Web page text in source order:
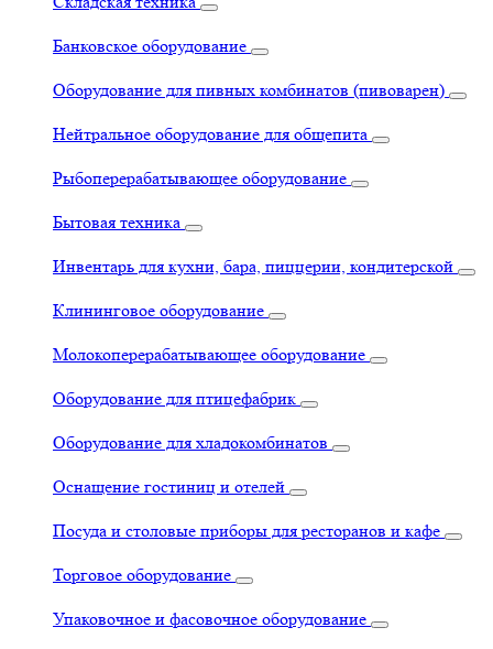
Банковское оборудование
Оборудование для пивных комбинатов (пивоварен)
Нейтральное оборудование для общепита
Рыбоперерабатывающее оборудование
Бытовая техника
Инвентарь для кухни, бара, пиццерии, кондитерской
Клининговое оборудование
Молокоперерабатывающее оборудование
Оборудование для птицефабрик
Оборудование для хладокомбинатов
Оснащение гостиниц и отелей
Посуда и столовые приборы для ресторанов и кафе
Торговое оборудование
Упаковочное и фасовочное оборудование